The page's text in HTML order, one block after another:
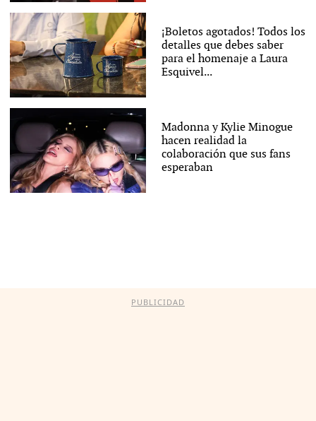
¡Boletos agotados! Todos los
detalles que debes saber
para el homenaje a Laura
Esquivel...
Madonna y Kylie Minogue
hacen realidad la
colaboración que sus fans
esperaban
PUBLICIDAD